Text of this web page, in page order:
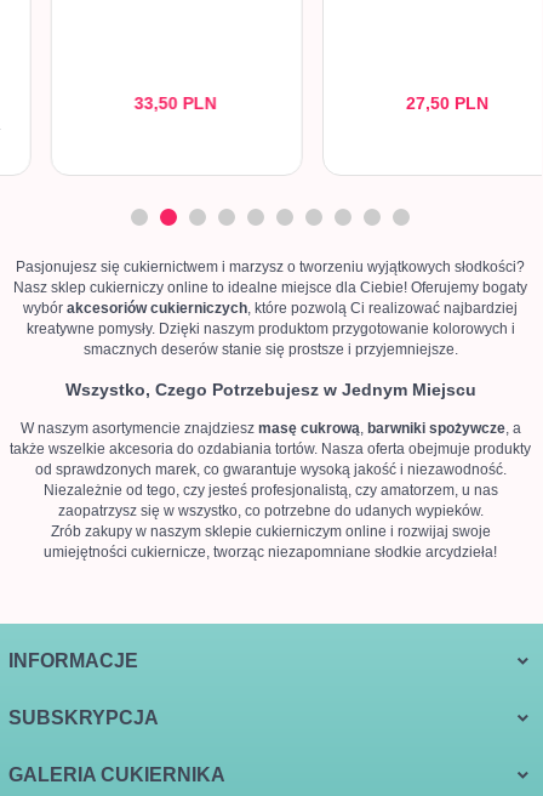
50 PLN PLN
Pasjonujesz się cukiernictwem i marzysz o tworzeniu wyjątkowych słodkości?
Nasz sklep cukierniczy online to idealne miejsce dla Ciebie! Oferujemy bogaty
wybór akcesoriów cukierniczych , które pozwolą Ci realizować najbardziej
kreatywne pomysły. Dzięki naszym produktom przygotowanie kolorowych i
smacznych deserów stanie się prostsze i przyjemniejsze.
Wszystko, Czego Potrzebujesz w Jednym Miejscu
W naszym asortymencie znajdziesz masę cukrową barwniki spożywcze, a
także wszelkie akcesoria do ozdabiania tortów. Nasza oferta obejmuje produkty
od sprawdzonych marek, co gwarantuje wysoką jakość i niezawodność.
Niezależnie od tego, czy jesteś profesjonalistą, czy amatorzem, u nas
zaopatrzysz się w wszystko, co potrzebne do udanych wypieków.
Zrób zakupy w naszym sklepie cukierniczym online i rozwijaj swoje
umiejętności cukiernicze, tworząc niezapomniane słodkie arcydzieła!
INFORMACJE
SUBSKRYPCJA
GALERIA CUKIERNIKA